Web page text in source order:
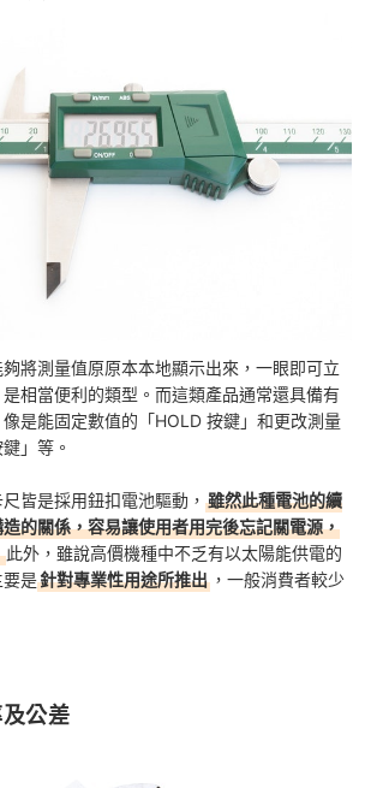
將測量值原原本本地顯示出來，一眼即可立
相當便利的類型。而這類產品通常還具備有
是能固定數值的「HOLD 按鍵」和更改測量
」等。
皆是採用鈕扣電池驅動， 雖然此種電池的續
的關係，容易讓使用者用完後忘記關電源，
此外，雖說高價機種中不乏有以太陽能供電的
是針對專業性用途所推出 ，一般消費者較少
公差